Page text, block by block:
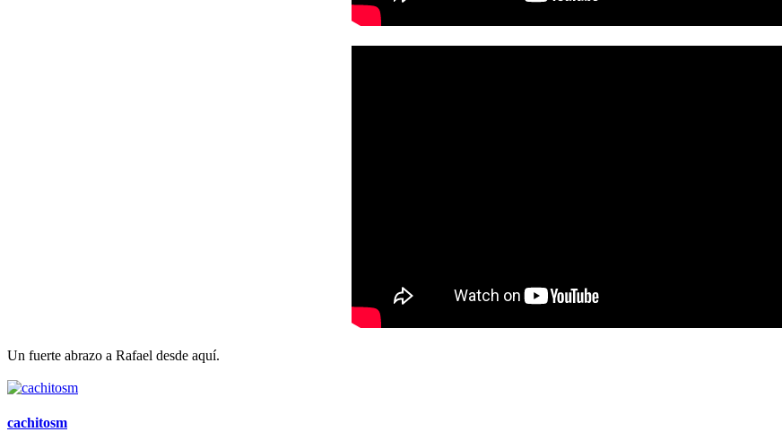
Un fuerte abrazo a Rafael desde aquí.
cachitosm